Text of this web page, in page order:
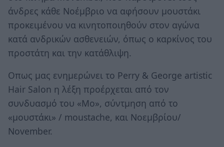
άνδρες κάθε Νοέμβριο να αφήσουν μουστάκι
προκειμένου να κινητοποιηθούν στον αγώνα
κατά ανδρικών ασθενειών, όπως ο καρκίνος του
προστάτη και την κατάθλιψη.
Οπως μας ενημερώνει το Perry & George artistic
Hair Salon η λέξη προέρχεται από τον
συνδυασμό του «Mo», σύντμηση από το
«μουστάκι» / moustache, και Νοεμβρίου/
November.